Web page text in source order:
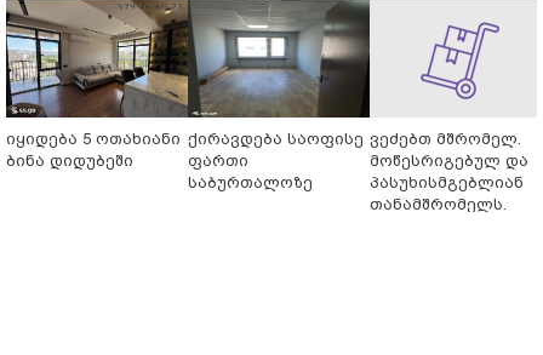
იყიდება 5 ოთახიანი
ბინა დიდუბეში
ქირავდება საოფისე
ფართი
საბურთალოზე
ვეძებთ მშრომელ.
მოწესრიგებულ და
პასუხისმგებლიან
თანამშრომელს.